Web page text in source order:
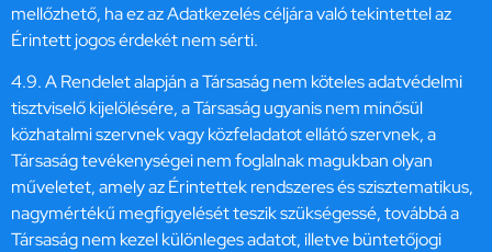
mellőzhető, ha ez az Adatkezelés céljára való tekintettel az
Érintett jogos érdekét nem sérti.
4.9. A Rendelet alapján a Társaság nem köteles adatvédelmi
tisztviselő kijelölésére, a Társaság ugyanis nem minősül
közhatalmi szervnek vagy közfeladatot ellátó szervnek, a
Társaság tevékenységei nem foglalnak magukban olyan
műveletet, amely az Érintettek rendszeres és szisztematikus,
nagymértékű megfigyelését teszik szükségessé, továbbá a
Társaság nem kezel különleges adatot, illetve büntetőjogi